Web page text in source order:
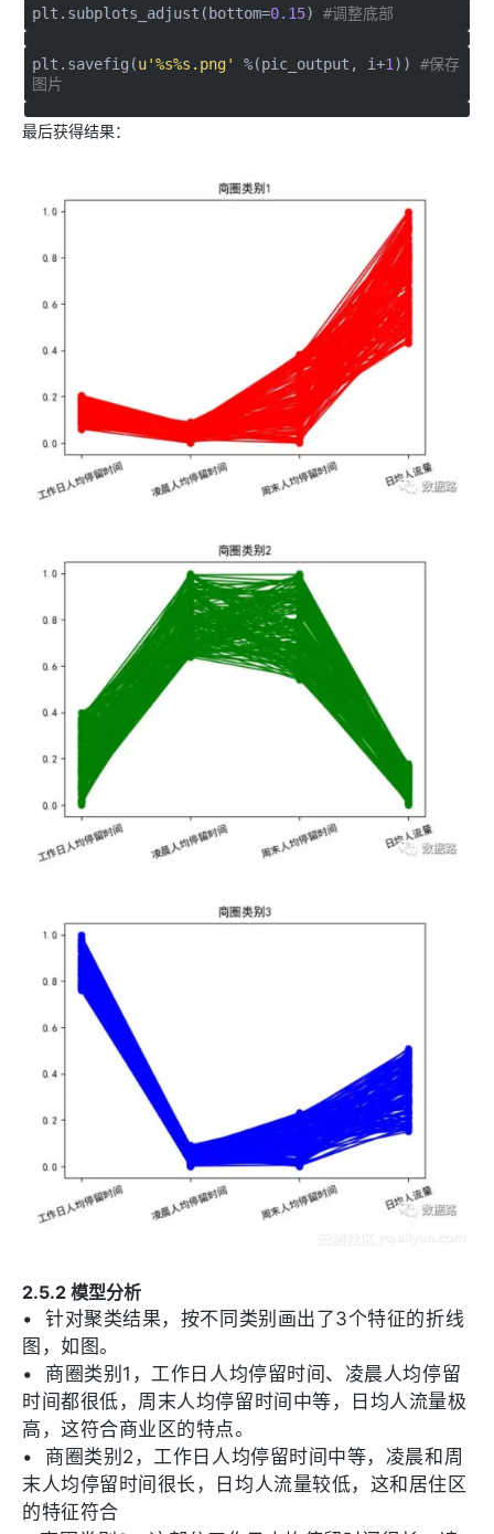
plt.subplots_adjust(bottom=0.15) #调整底部
plt.savefig(u'%s%s.png' %(pic_output, i+1 )) #保存
图片
最后获得结果：
2.5.2 模型分析
•
针对聚类结果，按不同类别画出了3个特征的折线
图，如图。
•
商圈类别1，工作日人均停留时间、凌晨人均停留
时间都很低，周末人均停留时间中等，日均人流量极
高，这符合商业区的特点。
•
商圈类别2，工作日人均停留时间中等，凌晨和周
末人均停留时间很长，日均人流量较低，这和居住区
的特征符合